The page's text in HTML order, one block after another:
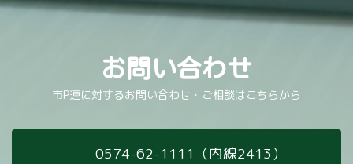
お問い合わせ
市P連に対するお問い合わせ・ご相談はこちらから
0574-62-1111（内線2413）